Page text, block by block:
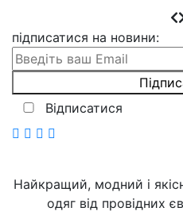
підписатися на новини:
Відписатися
Найкращий, модний і
одяг від провідних